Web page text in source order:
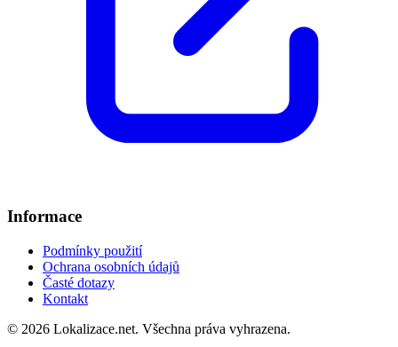
Informace
Podmínky použití
Ochrana osobních údajů
Časté dotazy
Kontakt
© 2026 Lokalizace.net. Všechna práva vyhrazena.